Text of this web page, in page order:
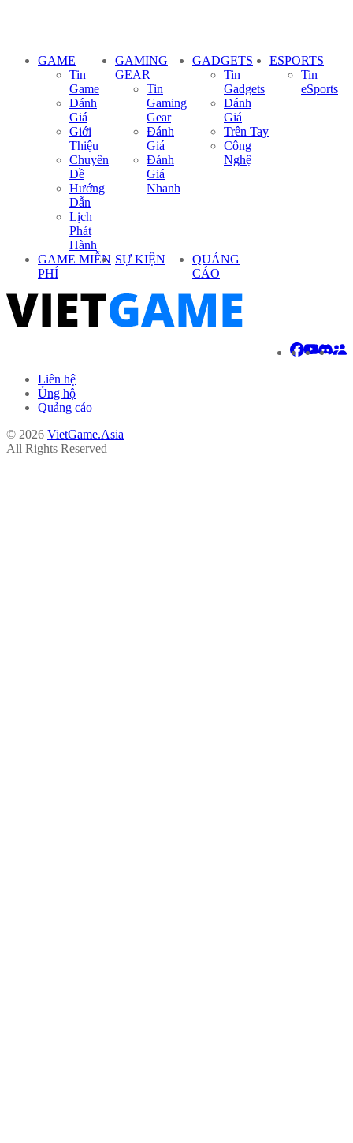
GAME
Tin
Game
Đánh
Giá
Giới
Thiệu
Chuyên
Đề
Hướng
Dẫn
Lịch
Phát
Hành
GAMING
GEAR
Tin
Gaming
Gear
Đánh
Giá
Đánh
Giá
Nhanh
GADGETS
Tin
Gadgets
Đánh
Giá
Trên Tay
Công
Nghệ
ESPORTS
Tin
eSports
GAME MIỄN
PHÍ
SỰ KIỆN
QUẢNG
CÁO
Liên hệ
Ủng hộ
Quảng cáo
© 2026 VietGame.Asia
All Rights Reserved